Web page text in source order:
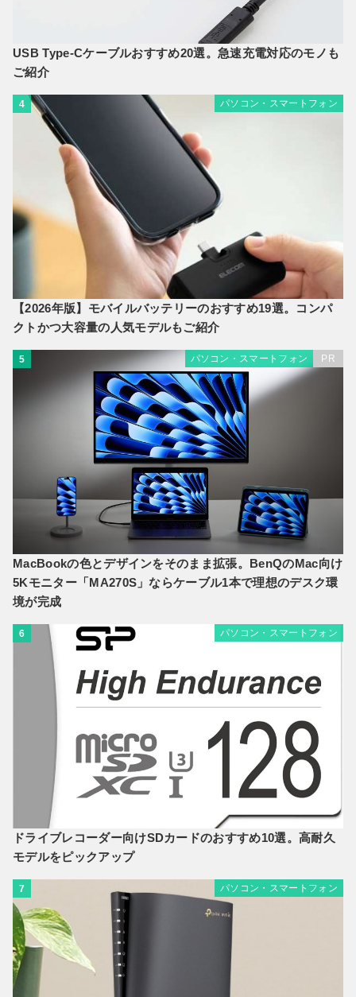
USB Type-Cケーブルおすすめ20選。急速充電対応のモノも
ご紹介
4 パソコン・スマートフォン
【2026年版】モバイルバッテリーのおすすめ19選。コンパ
クトかつ大容量の人気モデルもご紹介
5 パソコン・スマートフォン PR
MacBookの色とデザインをそのまま拡張。BenQのMac向け
5Kモニター「MA270S」ならケーブル1本で理想のデスク環
境が完成
6 パソコン・スマートフォン
ドライブレコーダー向けSDカードのおすすめ10選。高耐久
モデルをピックアップ
7 パソコン・スマートフォン